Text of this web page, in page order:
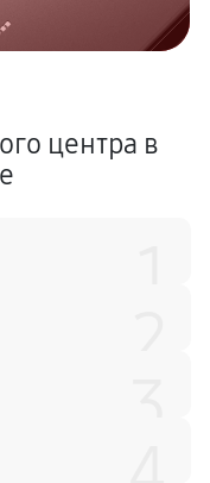
центра в